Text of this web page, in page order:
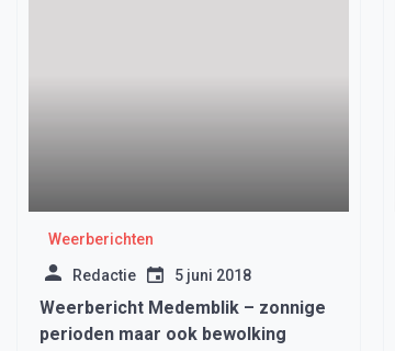
Weerberichten
Redactie 5 juni 2018
Weerbericht Medemblik – zonnige
perioden maar ook bewolking